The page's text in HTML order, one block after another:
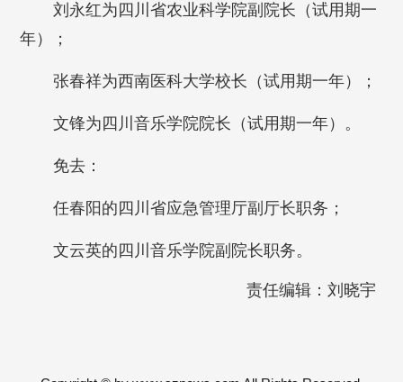
刘永红为四川省农业科学院副院长（试用期一
年）；
张春祥为西南医科大学校长（试用期一年）；
文锋为四川音乐学院院长（试用期一年）。
免去：
任春阳的四川省应急管理厅副厅长职务；
文云英的四川音乐学院副院长职务。
责任编辑：刘晓宇